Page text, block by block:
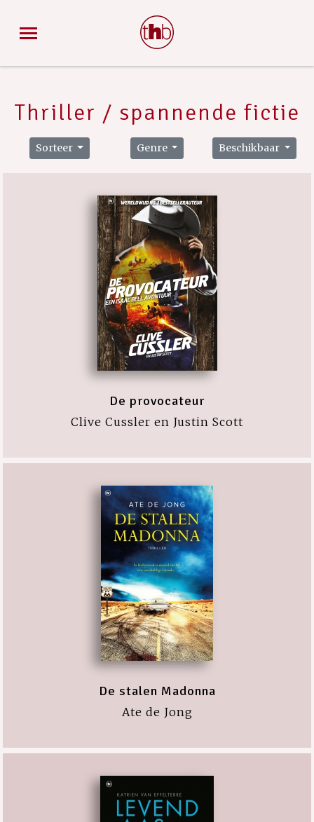
Thriller / spannende fictie
Sorteer Genre Beschikbaar
De provocateur
Clive Cussler en Justin Scott
De stalen Madonna
Ate de Jong